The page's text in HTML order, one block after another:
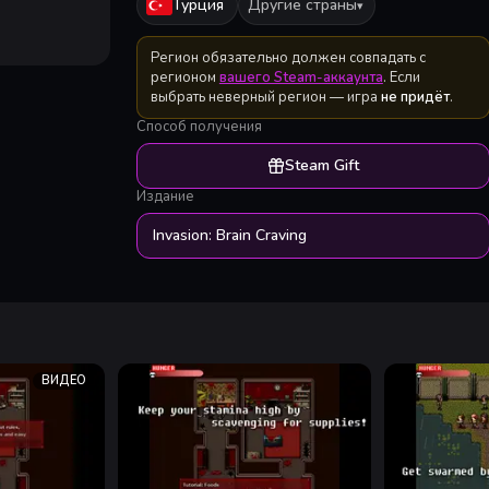
Турция Другие страны▾
Регион обязательно должен совпадать с
регионом вашего Steam-аккаунта. Если
выбрать неверный регион — игра не придёт.
Способ получения
Steam Gift
Издание
Invasion: Brain Craving
ВИДЕО